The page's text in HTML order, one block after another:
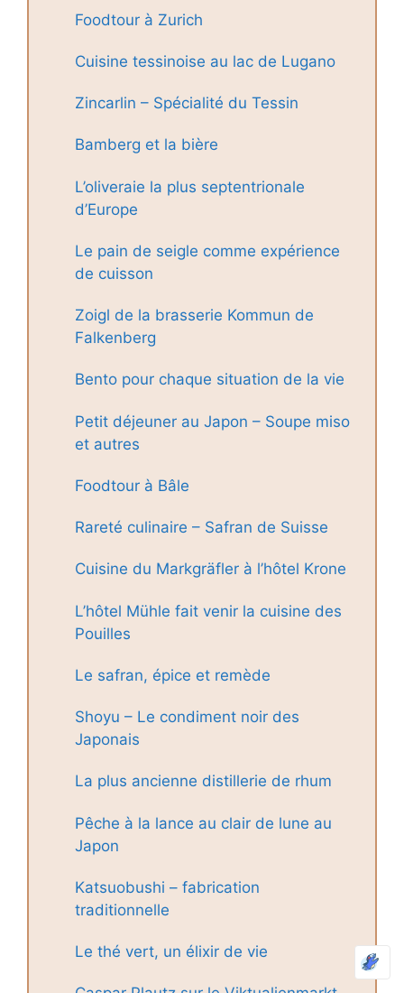
Foodtour à Zurich
Cuisine tessinoise au lac de Lugano
Zincarlin – Spécialité du Tessin
Bamberg et la bière
L’oliveraie la plus septentrionale
d’Europe
Le pain de seigle comme expérience
de cuisson
Zoigl de la brasserie Kommun de
Falkenberg
Bento pour chaque situation de la vie
Petit déjeuner au Japon – Soupe miso
et autres
Foodtour à Bâle
Rareté culinaire – Safran de Suisse
Cuisine du Markgräfler à l’hôtel Krone
L’hôtel Mühle fait venir la cuisine des
Pouilles
Le safran, épice et remède
Shoyu – Le condiment noir des
Japonais
La plus ancienne distillerie de rhum
Pêche à la lance au clair de lune au
Japon
Katsuobushi – fabrication
traditionnelle
Le thé vert, un élixir de vie